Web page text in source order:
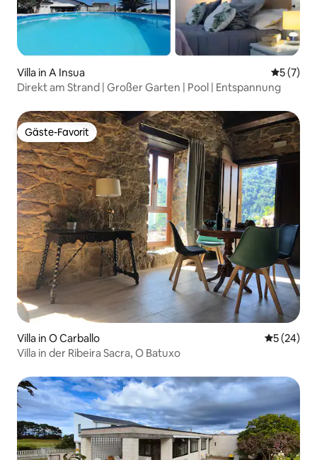
Villa in A Insua
5 (7)
Direkt am Strand | Großer Garten | Pool | Entspannung
Gäste-Favorit
Gäste-Favorit
Villa in O Carballo
5 (24)
Villa in der Ribeira Sacra, O Batuxo